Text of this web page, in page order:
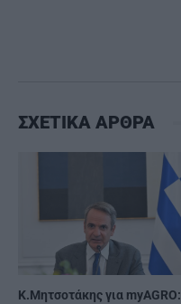
ΣΧΕΤΙΚΑ ΑΡΘΡΑ
Κ.Μητσοτάκης για myAGRO: